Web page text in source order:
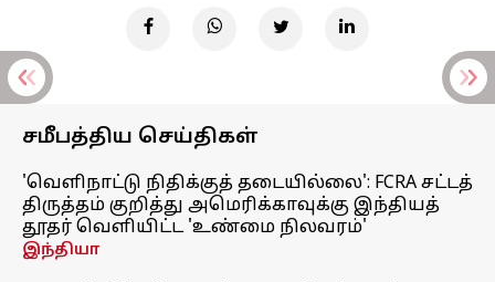
சமீபத்திய செய்திகள்
'வெளிநாட்டு நிதிக்குத் தடையில்லை': FCRA சட்டத்
திருத்தம் குறித்து அமெரிக்காவுக்கு இந்தியத்
தூதர் வெளியிட்ட 'உண்மை நிலவரம்'
இந்தியா